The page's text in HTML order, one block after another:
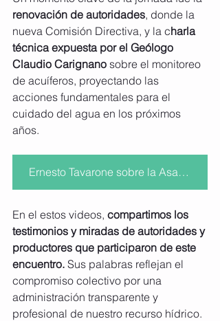
renovación de autoridades, donde la
nueva Comisión Directiva, y la charla
técnica expuesta por el Geólogo
Claudio Carignano sobre el monitoreo
de acuíferos, proyectando las
acciones fundamentales para el
cuidado del agua en los próximos
años.
Ernesto Tavarone sobre la Asamblea
En el estos videos, compartimos los
testimonios y miradas de autoridades y
productores que participaron de este
encuentro. Sus palabras reflejan el
compromiso colectivo por una
administración transparente y
profesional de nuestro recurso hídrico.